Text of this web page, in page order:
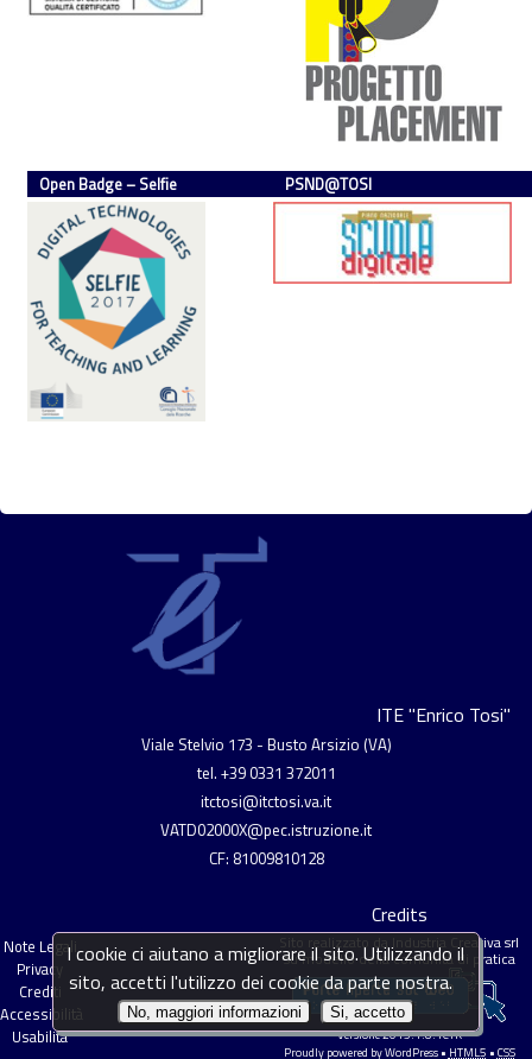
I cookie ci aiutano a migliorare il sito. Utilizzando il
sito, accetti l'utilizzo dei cookie da parte nostra.
No, maggiori informazioni Si, accetto
Open Badge – Selfie PSND@TOSI
ITE "Enrico Tosi"
Viale Stelvio 173 - Busto Arsizio (VA)
tel. +39 0331 372011
itctosi@itctosi.va.it
VATD02000X@pec.istruzione.it
CF: 81009810128
Note Legali
Privacy
Crediti
Accessibilità
Usabilità
Credits
Sito realizzato da Industria Creativa srl
su modello della comunità di pratica
Versione 2015.1.8.1C+R
Proudly powered byWordPress• HTML5 • CSS